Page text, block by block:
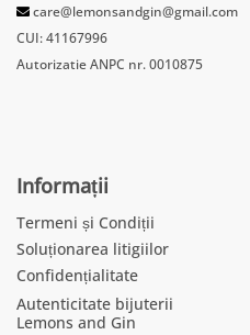
care@lemonsandgin@gmail.com
CUI: 41167996
Autorizatie ANPC nr. 0010875
Informații
Termeni și Condiții
Soluționarea litigiilor
Confidențialitate
Autenticitate bijuterii
Lemons and Gin